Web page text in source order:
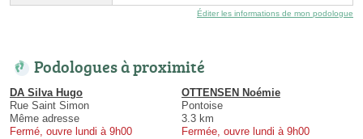
Éditer les informations de mon podologue
Podologues à proximité
DA Silva Hugo
Rue Saint Simon
Même adresse
Fermé, ouvre lundi à 9h00
OTTENSEN Noémie
Pontoise
3.3 km
Fermée, ouvre lundi à 9h00